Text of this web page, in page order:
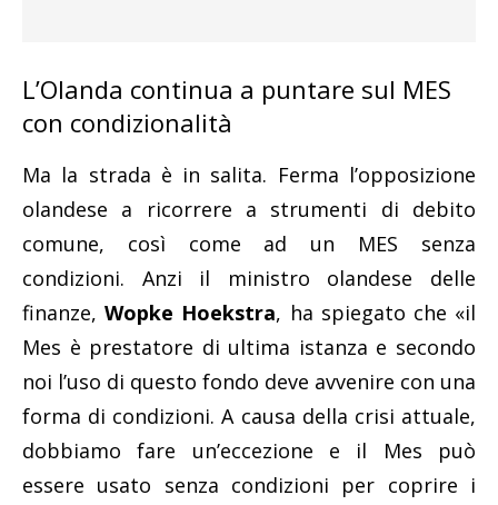
L’Olanda continua a puntare sul MES
con condizionalità
Ma la strada è in salita. Ferma l’opposizione
olandese a ricorrere a strumenti di debito
comune, così come ad un MES senza
condizioni. Anzi il ministro olandese delle
finanze,Wopke Hoekstra, ha spiegato che «il
Mes è prestatore di ultima istanza e secondo
noi l’uso di questo fondo deve avvenire con una
forma di condizioni. A causa della crisi attuale,
dobbiamo fare un’eccezione e il Mes può
essere usato senza condizioni per coprire i